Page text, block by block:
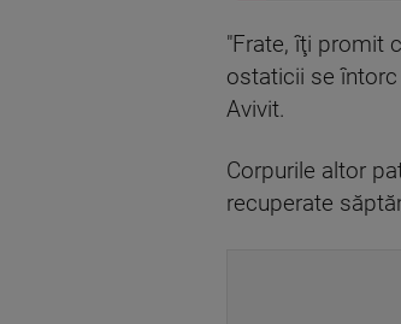
"Frate, îţi promit
ostaticii se
Avivit.
Corpurile altor
recuperate